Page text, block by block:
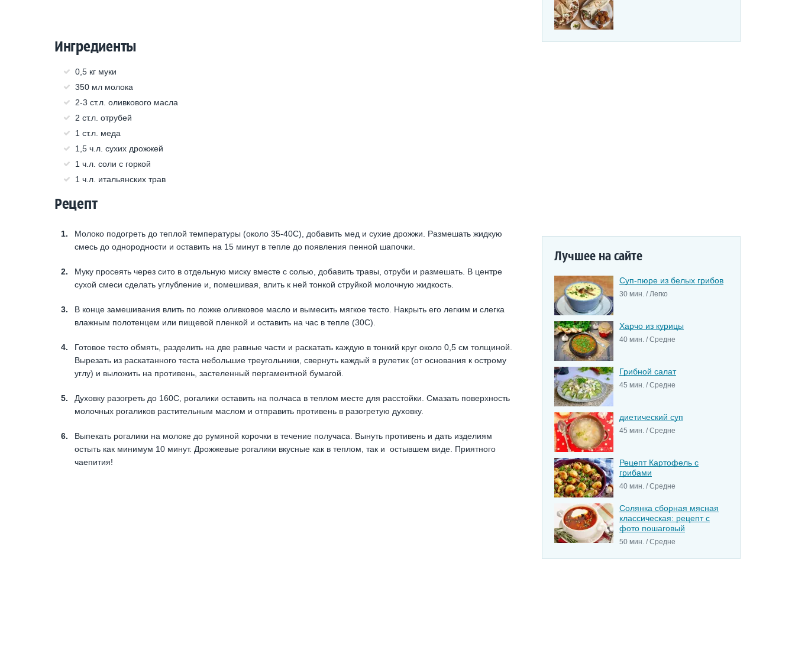
Ингредиенты
0,5 кг муки
350 мл молока
2-3 ст.л. оливкового масла
2 ст.л. отрубей
1 ст.л. меда
1,5 ч.л. сухих дрожжей
1 ч.л. соли с горкой
1 ч.л. итальянских трав
Рецепт
Молоко подогреть до теплой температуры (около 35-40С), добавить мед и сухие дрожжи. Размешать жидкую
смесь до однородности и оставить на 15 минут в тепле до появления пенной шапочки.
Муку просеять через сито в отдельную миску вместе с солью, добавить травы, отруби и размешать. В центре
сухой смеси сделать углубление и, помешивая, влить к ней тонкой струйкой молочную жидкость.
В конце замешивания влить по ложке оливковое масло и вымесить мягкое тесто. Накрыть его легким и слегка
влажным полотенцем или пищевой пленкой и оставить на час в тепле (30С).
Готовое тесто обмять, разделить на две равные части и раскатать каждую в тонкий круг около 0,5 см толщиной.
Вырезать из раскатанного теста небольшие треугольники, свернуть каждый в рулетик (от основания к острому
углу) и выложить на противень, застеленный пергаментной бумагой.
Духовку разогреть до 160С, рогалики оставить на полчаса в теплом месте для расстойки. Смазать поверхность
молочных рогаликов растительным маслом и отправить противень в разогретую духовку.
Выпекать рогалики на молоке до румяной корочки в течение получаса. Вынуть противень и дать изделиям
остыть как минимум 10 минут. Дрожжевые рогалики вкусные как в теплом, так и остывшем виде. Приятного
чаепития!
Лучшее на сайте
Суп-пюре из белых грибов
30 мин. / Легко
Харчо из курицы
40 мин. / Средне
Грибной салат
45 мин. / Средне
диетический суп
45 мин. / Средне
Рецепт Картофель с
грибами
40 мин. / Средне
Солянка сборная мясная
классическая: рецепт с
фото пошаговый
50 мин. / Средне